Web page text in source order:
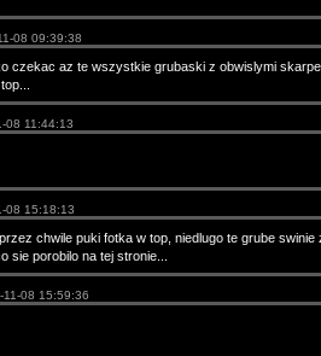
08 09:39:38
czekac az te wszystkie grubaski z obwislymi
08 11:44:13
08 15:18:13
chwile puki fotka w top, niedlugo te grube swinie
sie porobilo na tej stronie...
08 15:59:36